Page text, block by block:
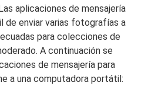
aplicaciones de mensajería
de enviar varias fotografías a
para colecciones de
A continuación se
de mensajería para
a una computadora portátil: